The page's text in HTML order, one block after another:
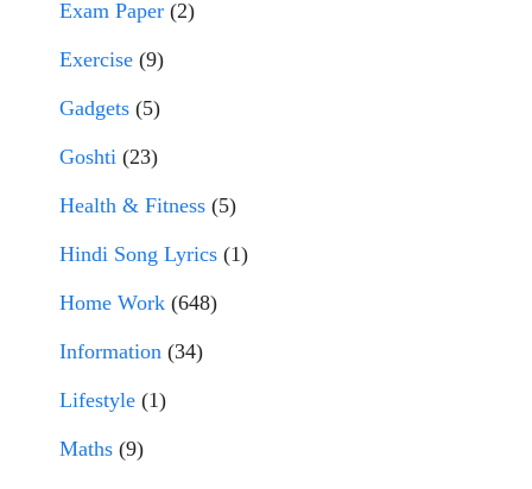
Exam Paper (2)
Exercise (9)
Gadgets (5)
Goshti (23)
Health & Fitness (5)
Hindi Song Lyrics (1)
Home Work (648)
Information (34)
Lifestyle (1)
Maths (9)